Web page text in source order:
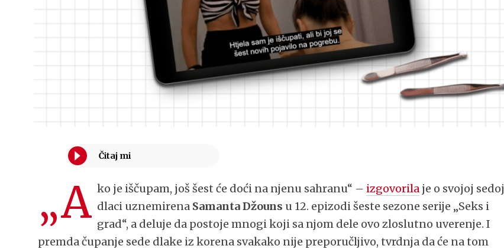
„A ko je iščupam, još šest će doći na njenu sahranu“ – izgovorila je o svojoj sedoj
dlaci uznemirena Samanta Džouns u 12. epizodi šeste sezone serije „Seks i
grad“, a deluje da postoje mnogi koji sa njom dele ovo zloslutno uverenje. I
premda čupanje sede dlake iz korena svakako nije preporučljivo, tvrdnja da će na tom